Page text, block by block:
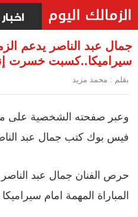
اخبار
جمال عبد الناصر يدعم
سيراميكا..كسبت خسرت
بقلم : محمد مزيد
وعبر صفحته الشخصية على
فيس بوك كتب جمال عبد
حرص الفنان جمال عبد
المباراة المهمة امام سيراميكا